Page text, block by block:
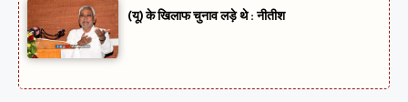
(यू) के खिलाफ चुनाव लड़े थे : नीतीश